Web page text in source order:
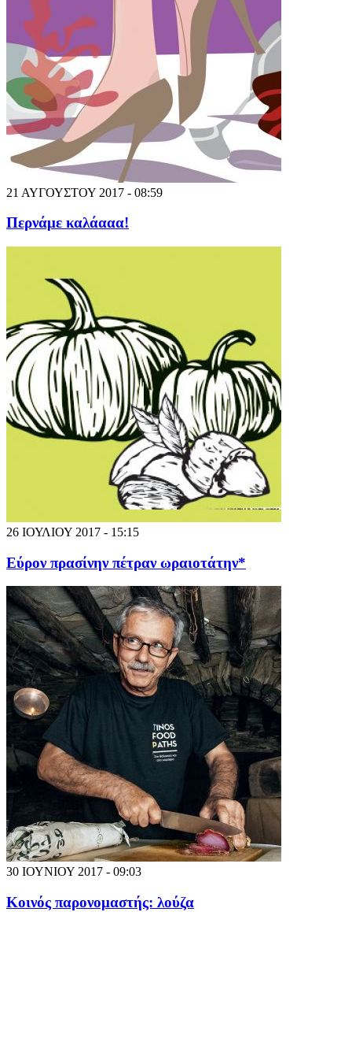
21 ΑΥΓΟΥΣΤΟΥ 2017 - 08:59
Περνάμε καλάααα!
26 ΙΟΥΛΙΟΥ 2017 - 15:15
Εύρον πρασίνην πέτραν ωραιοτάτην*
30 ΙΟΥΝΙΟΥ 2017 - 09:03
Κοινός παρονομαστής: λούζα